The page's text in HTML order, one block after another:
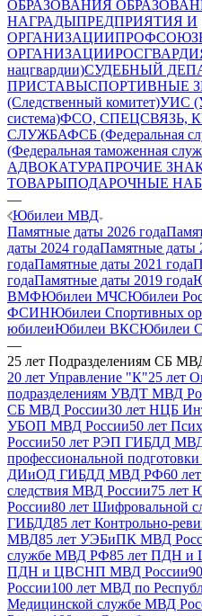
ОБРАЗОВАНИЯ
НАГРАДЫПРЕДПРИЯТИЯ И
ОРГАНИЗАЦИИ
ОРГАНИЗАЦИИРОСГВАРДИЯ
нацгвардии)СУДЕБНЫЙ
ПРИСТАВЫСПОРТИВНЫЕ
(Следственный комитет)УИС
система)ФСО, СПЕЦСВЯЗЬ,
СЛУЖБАФСБ (Федеральная
(Федеральная таможенная
АДВОКАТУРАПРОЧИЕ
ТОВАРЫПОДАРОЧНЫЕ
—
Юбилеи МВД
Памятные даты 2026 года
даты 2024 годаПамятные даты
годаПамятные даты 2021 года
годаПамятные даты 2019 года
ВМФЮбилеи МЧСЮбилеи
ФСИНЮбилеи Спортивных
юбилеиЮбилеи ВКСЮбилеи
—
25 лет Подразделениям СБ
20 лет Управление "К"25 лет
подразделениям УВДТ МВД
СБ МВД России30 лет НЦБ
УБОП МВД России50 лет
России50 лет РЭП ГИБДД
профессиональной
ДИиОД ГИБДД МВД РФ60
следствия МВД России75 лет
России80 лет Шифровальной
ГИБДД85 лет Контрольно-
МВД85 лет УЭБиПК МВД
службе МВД РФ85 лет ПДН
ПДН и ЦВСНП МВД России
России100 лет МВД по
Медицинской службе МВД